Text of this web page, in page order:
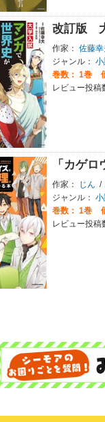
改訂版
作家： 佐藤幸
ジャンル：
巻数： 1巻
レビュー投稿
「カゲ
作家： じん /
ジャンル：
巻数： 1巻
レビュー投稿